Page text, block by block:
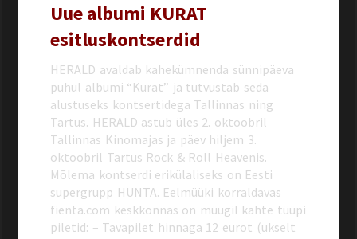
Uue albumi KURAT
esitluskontserdid
HERALD avaldab kahekümnenda sünnipäeva
puhul albumi “Kurat” ja tutvustab seda
alustuseks kontsertidega Tallinnas ning
Tartus. HERALD astub üles 2. oktoobril
Tallinnas Kinomajas ja päev hiljem 3.
oktoobril Tartus Rock & Roll Heavenis.
Mõlema kontserdi erikülaliseks on Eesti
supergrupp HUNTA. Eelmüüki korraldavas
fienta.com keskkonnas on müügil kahte tüüpi
piletid: – Tavapilet hinnaga 12 eurot (ukselt